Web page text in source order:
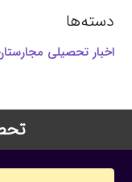
دسته‌ها
اخبار تحصیلی